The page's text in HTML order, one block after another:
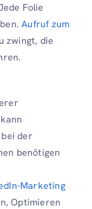
Folie
Aufruf zum
zwingt, die
der
benötigen
Marketing
Optimieren